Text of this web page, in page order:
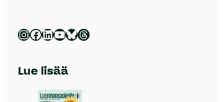
Luonnonsuojeluliitto Instagramissa Luonnonsuojeluliitto Facebookissa Luonnonsuojeluliitto LinkedInissä Luonnonsuojeluliiton YouTube-kanava Luonnonsuojeluliitto Blueskyssa Luonnonsuojeluliitto Threadsissa
Lue lisää